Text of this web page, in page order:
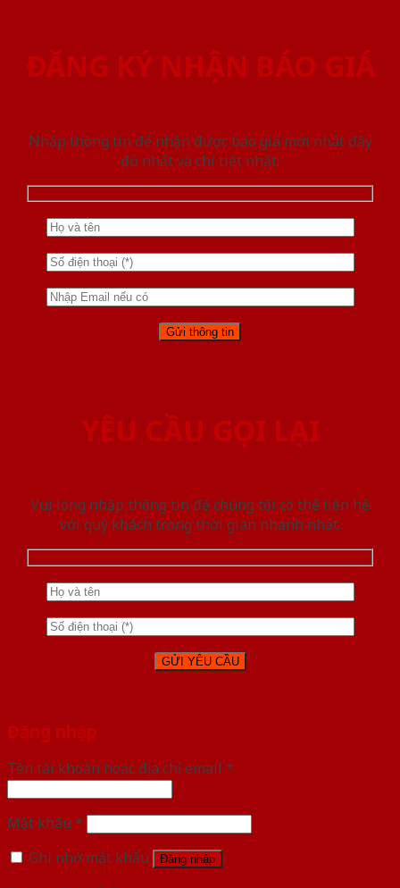
ĐĂNG KÝ NHẬN BÁO GIÁ
Nhập thông tin để nhận được báo giá mới nhât đầy
đủ nhất và chi tiết nhất.
YÊU CẦU GỌI LẠI
Vui lòng nhập thông tin để chúng tôi có thể liên hệ
với quý khách trong thời gian nhanh nhất.
Đăng nhập
Tên tài khoản hoặc địa chỉ email *
Mật khẩu *
Ghi nhớ mật khẩu
Đăng nhập